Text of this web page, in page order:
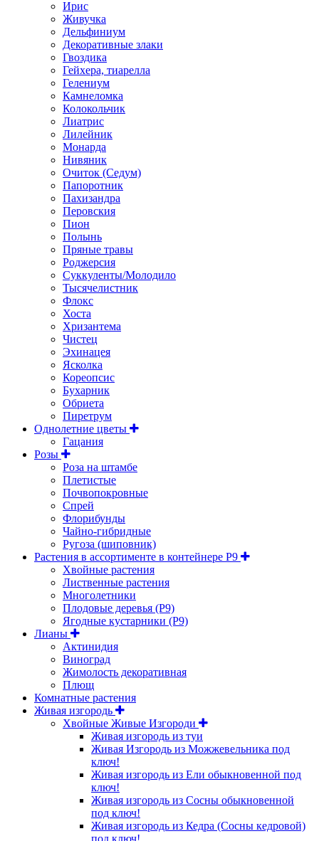
Ирис
Живучка
Дельфиниум
Декоративные злаки
Гвоздика
Гейхера, тиарелла
Гелениум
Камнеломка
Колокольчик
Лиатрис
Лилейник
Монарда
Нивяник
Очиток (Седум)
Папоротник
Пахизандра
Перовския
Пион
Полынь
Пряные травы
Роджерсия
Суккуленты/Молодило
Тысячелистник
Флокс
Хоста
Хризантема
Чистец
Эхинацея
Ясколка
Кореопсис
Бухарник
Обриета
Пиретрум
Однолетние цветы
Гацания
Розы
Роза на штамбе
Плетистые
Почвопокровные
Спрей
Флорибунды
Чайно-гибридные
Ругоза (шиповник)
Растения в ассортименте в контейнере P9
Хвойные растения
Лиственные растения
Многолетники
Плодовые деревья (Р9)
Ягодные кустарники (Р9)
Лианы
Актинидия
Виноград
Жимолость декоративная
Плющ
Комнатные растения
Живая изгородь
Хвойные Живые Изгороди
Живая изгородь из туи
Живая Изгородь из Можжевельника под
ключ!
Живая изгородь из Ели обыкновенной под
ключ!
Живая изгородь из Сосны обыкновенной
под ключ!
Живая изгородь из Кедра (Сосны кедровой)
под ключ!